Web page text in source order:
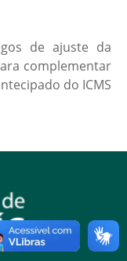
de ajuste da
complementar
do ICMS